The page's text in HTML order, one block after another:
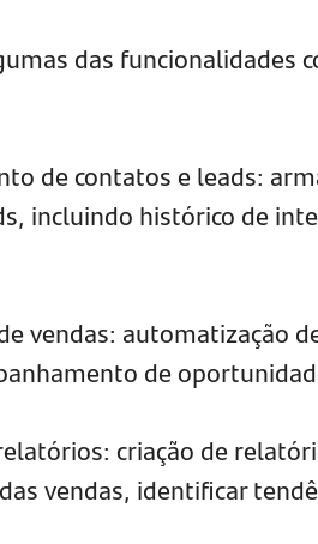
das funcionalidades
de contatos e leads:
incluindo histórico de
vendas: automatização
de
criação de
vendas, identificar